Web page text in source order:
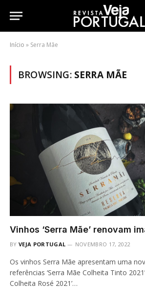
Início » Serra Mãe
BROWSING: SERRA MÃE
Vinhos ‘Serra Mãe’ renovam
BY VEJA PORTUGAL NOVEMBRO 17, 2022
Os vinhos Serra Mãe apresentam uma
referências ‘Serra Mãe Colheita Tinto
Colheita Rosé 2021’…